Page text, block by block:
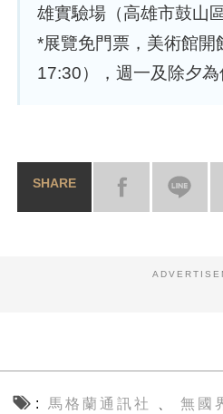
雄實驗場（高雄市鼓山
*展覽免門票，美術館開
17:30），週一及除夕為
SHARE
馬格蘭通訊社 無國